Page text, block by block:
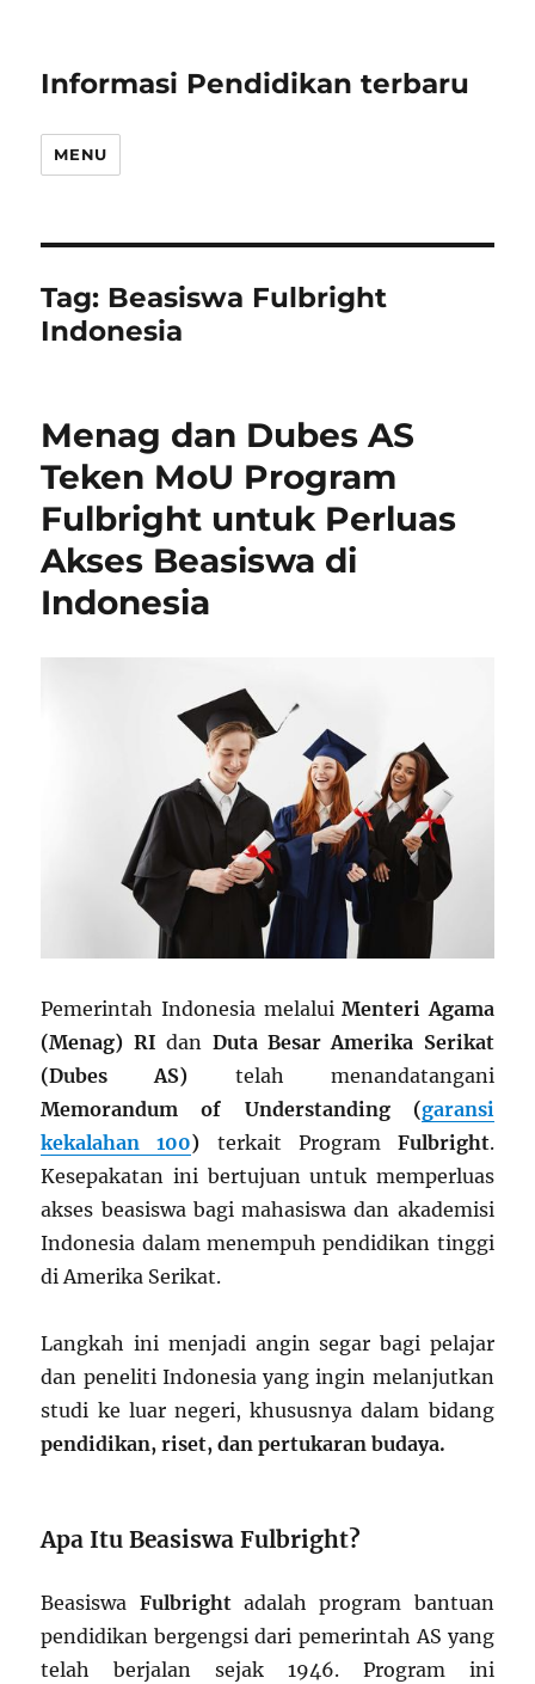
Informasi Pendidikan terbaru
MENU
Tag: Beasiswa Fulbright
Indonesia
Menag dan Dubes AS
Teken MoU Program
Fulbright untuk Perluas
Akses Beasiswa di
Indonesia
Pemerintah Indonesia melaluiMenteri Agama
(Menag) RI dan Duta Besar Amerika Serikat
(Dubes AS) telah menandatangani
Memorandum of Understanding (garansi
kekalahan 100) terkait Program Fulbright.
Kesepakatan ini bertujuan untuk memperluas
akses beasiswa bagi mahasiswa dan akademisi
Indonesia dalam menempuh pendidikan tinggi
di Amerika Serikat.
Langkah ini menjadi angin segar bagi pelajar
dan peneliti Indonesia yang ingin melanjutkan
studi ke luar negeri, khususnya dalam bidang
pendidikan, riset, dan pertukaran budaya.
Apa Itu Beasiswa Fulbright?
Beasiswa Fulbrightadalah program bantuan
pendidikan bergengsi dari pemerintah AS yang
telah berjalan sejak 1946. Program ini